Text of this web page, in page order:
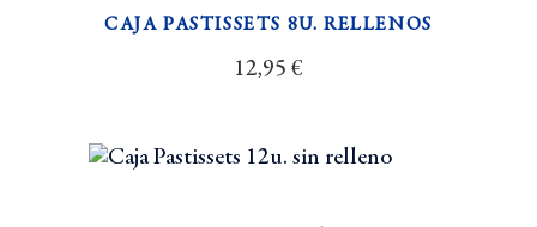
CAJA PASTISSETS 8U. RELLENOS
12,95 €